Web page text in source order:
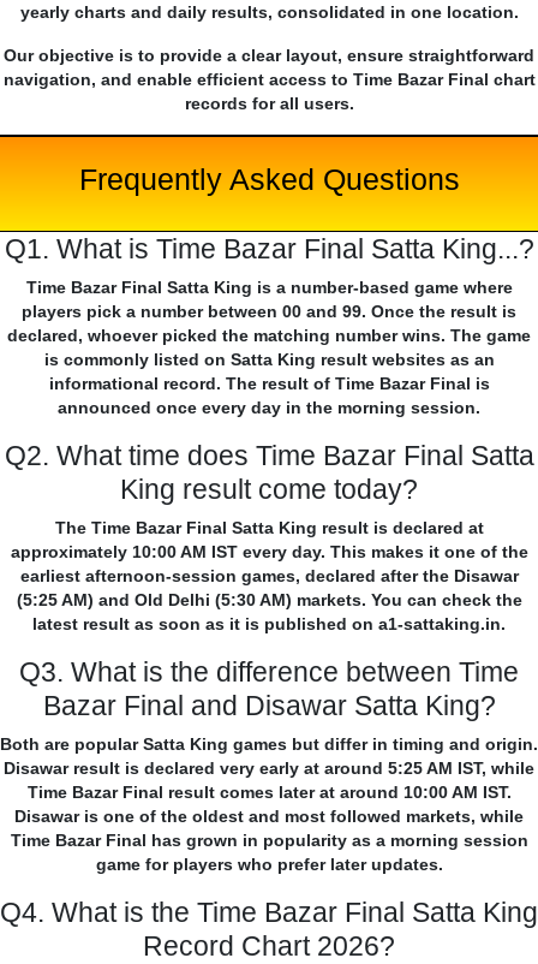
yearly charts and daily results, consolidated in one location.
Our objective is to provide a clear layout, ensure straightforward
navigation, and enable efficient access to Time Bazar Final chart
records for all users.
Frequently Asked Questions
Q1. What is Time Bazar Final Satta King...?
Time Bazar Final Satta King is a number-based game where
players pick a number between 00 and 99. Once the result is
declared, whoever picked the matching number wins. The game
is commonly listed on Satta King result websites as an
informational record. The result of Time Bazar Final is
announced once every day in the morning session.
Q2. What time does Time Bazar Final Satta
King result come today?
The Time Bazar Final Satta King result is declared at
approximately 10:00 AM IST every day. This makes it one of the
earliest afternoon-session games, declared after the Disawar
(5:25 AM) and Old Delhi (5:30 AM) markets. You can check the
latest result as soon as it is published on a1-sattaking.in.
Q3. What is the difference between Time
Bazar Final and Disawar Satta King?
Both are popular Satta King games but differ in timing and origin.
Disawar result is declared very early at around 5:25 AM IST, while
Time Bazar Final result comes later at around 10:00 AM IST.
Disawar is one of the oldest and most followed markets, while
Time Bazar Final has grown in popularity as a morning session
game for players who prefer later updates.
Q4. What is the Time Bazar Final Satta King
Record Chart 2026?